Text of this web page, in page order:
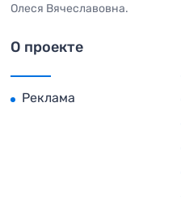
Олеся Вячеславовна.
О проекте
Реклама